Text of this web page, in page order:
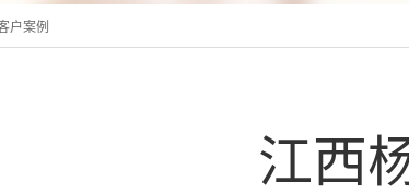
户案例
江西